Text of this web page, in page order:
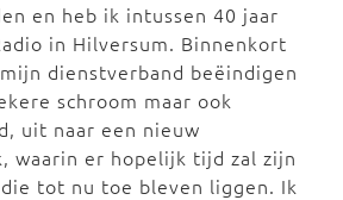
en heb ik intussen 40 jaar
in Hilversum. Binnenkort
dienstverband beëindigen
schroom maar ook
uit naar een nieuw
waarin er hopelijk tijd zal zijn
tot nu toe bleven liggen. Ik